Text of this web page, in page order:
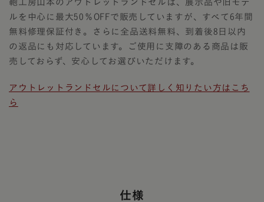
鞄工房山本のアウトレットランドセルは、展示品や旧モデ
ルを中心に最大50％OFFで販売していますが、すべて6年間
無料修理保証付き。さらに全品送料無料、到着後8日以内
の返品にも対応しています。ご使用に支障のある商品は販
売しておらず、安心してお選びいただけます。
アウトレットランドセルについて詳しく知りたい方はこち
ら
仕様